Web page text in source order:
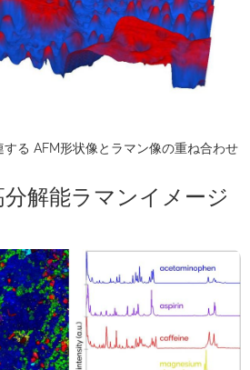
る AFM形状像とラマン像の重ね合わせ
解能ラマンイメージ